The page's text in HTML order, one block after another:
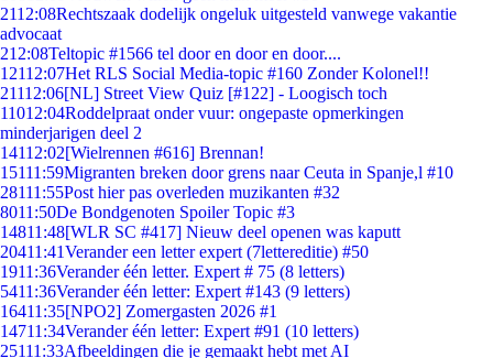
2112:08Rechtszaak dodelijk ongeluk uitgesteld vanwege vakantie
advocaat
212:08Teltopic #1566 tel door en door en door....
12112:07Het RLS Social Media-topic #160 Zonder Kolonel!!
21112:06[NL] Street View Quiz [#122] - Loogisch toch
11012:04Roddelpraat onder vuur: ongepaste opmerkingen
minderjarigen deel 2
14112:02[Wielrennen #616] Brennan!
15111:59Migranten breken door grens naar Ceuta in Spanje,l #10
28111:55Post hier pas overleden muzikanten #32
8011:50De Bondgenoten Spoiler Topic #3
14811:48[WLR SC #417] Nieuw deel openen was kaputt
20411:41Verander een letter expert (7lettereditie) #50
1911:36Verander één letter. Expert # 75 (8 letters)
5411:36Verander één letter: Expert #143 (9 letters)
16411:35[NPO2] Zomergasten 2026 #1
14711:34Verander één letter: Expert #91 (10 letters)
25111:33Afbeeldingen die je gemaakt hebt met AI